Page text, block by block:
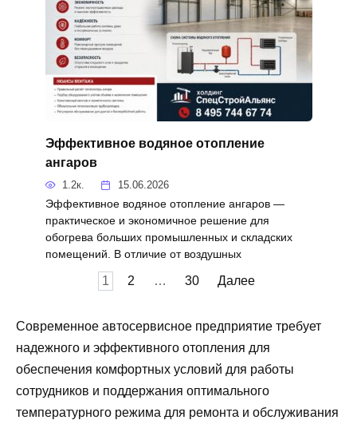
Эффективное водяное отопление
ангаров
1.2к. 15.06.2026
Эффективное водяное отопление ангаров —
практическое и экономичное решение для
обогрева больших промышленных и складских
помещений. В отличие от воздушных
1 2 … 30 Далее
Современное автосервисное предприятие требует
надежного и эффективного отопления для
обеспечения комфортных условий для работы
сотрудников и поддержания оптимального
температурного режима для ремонта и обслуживания